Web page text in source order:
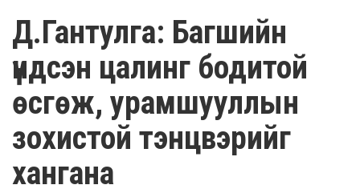
Д.Гантулга: Багшийн
үндсэн цалинг бодитой
өсгөж, урамшууллын
зохистой тэнцвэрийг
хангана